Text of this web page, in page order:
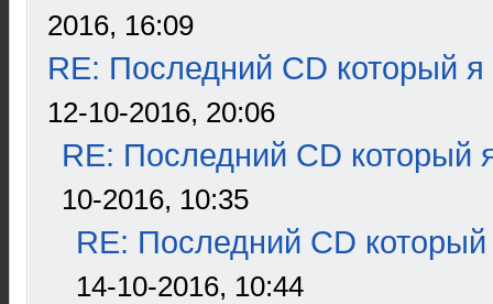
2016, 16:09
RE: Последний CD который я
12-10-2016, 20:06
RE: Последний CD который
10-2016, 10:35
RE: Последний CD который
14-10-2016, 10:44